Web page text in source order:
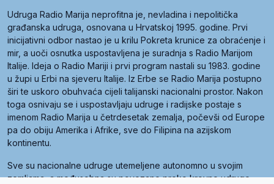
Udruga Radio Marija neprofitna je, nevladina i nepolitička
građanska udruga, osnovana u Hrvatskoj 1995. godine. Prvi
inicijativni odbor nastao je u krilu Pokreta krunice za obraćenje i
mir, a uoči osnutka uspostavljena je suradnja s Radio Marijom
Italije. Ideja o Radio Mariji i prvi program nastali su 1983. godine
u župi u Erbi na sjeveru Italije. Iz Erbe se Radio Marija postupno
širi te uskoro obuhvaća cijeli talijanski nacionalni prostor. Nakon
toga osnivaju se i uspostavljaju udruge i radijske postaje s
imenom Radio Marija u četrdesetak zemalja, počevši od Europe
pa do obiju Amerika i Afrike, sve do Filipina na azijskom
kontinentu.
Sve su nacionalne udruge utemeljene autonomno u svojim
zemljama, a međusobna su povezane preko krovne udruge